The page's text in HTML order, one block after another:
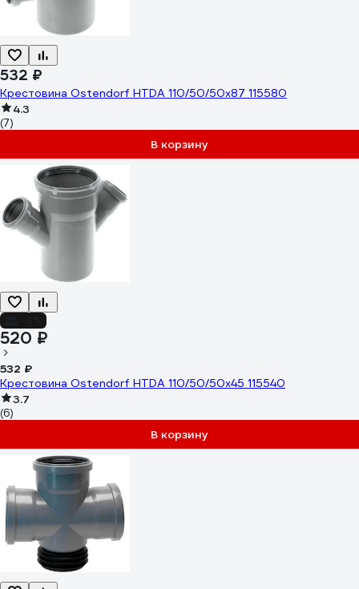
532 ₽
Крестовина Ostendorf HTDA 110/50/50x87 115580
4.3
(7)
В корзину
520 ₽
532 ₽
Крестовина Ostendorf HTDA 110/50/50x45 115540
3.7
(6)
В корзину